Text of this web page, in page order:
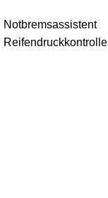
Notbremsassistent
Reifendruckkontrolle